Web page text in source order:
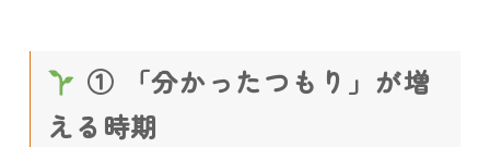
① 「分かったつもり」が増
える時期